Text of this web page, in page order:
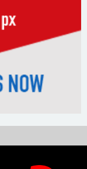
আস্থা হারাচ্ছি:
ইসলামের মন্তব্য
জানালে ভিসা নয়
খোঁচা’ দিলেন